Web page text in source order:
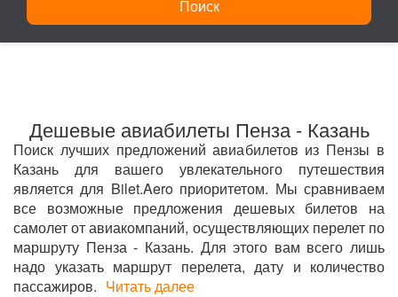
Поиск
Дешевые авиабилеты Пенза - Казань
Поиск лучших предложений авиабилетов из Пензы в
Казань для вашего увлекательного путешествия
является для Bilet.Aero приоритетом. Мы сравниваем
все возможные предложения дешевых билетов на
самолет от авиакомпаний, осуществляющих перелет по
маршруту Пенза - Казань. Для этого вам всего лишь
надо указать маршрут перелета, дату и количество
пассажиров. Читать далее